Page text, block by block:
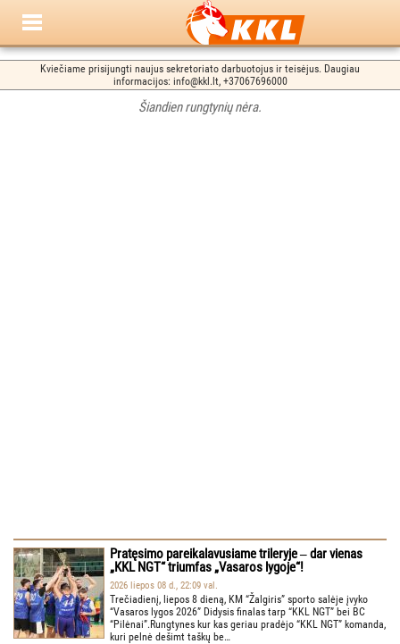
Kviečiame prisijungti naujus sekretoriato darbuotojus ir teisėjus. Daugiau
informacijos: info@kkl.lt, +37067696000
Šiandien rungtynių nėra.
Pratęsimo pareikalavusiame trileryje ‒ dar vienas
„KKL NGT“ triumfas „Vasaros lygoje“!
2026 liepos 08 d., 22:09 val.
Trečiadienį, liepos 8 dieną, KM “Žalgiris” sporto salėje įvyko
“Vasaros lygos 2026” Didysis finalas tarp “KKL NGT” bei BC
“Pilėnai”.Rungtynes kur kas geriau pradėjo “KKL NGT” komanda,
kuri pelnė dešimt taškų be…